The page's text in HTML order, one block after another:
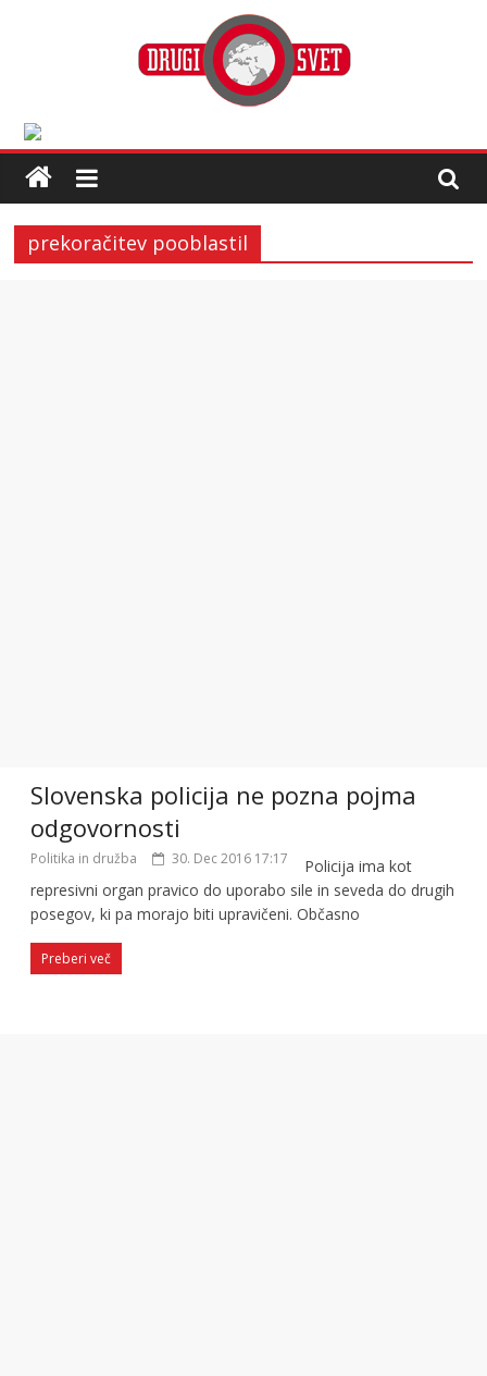
prekoračitev pooblastil
Slovenska policija ne pozna pojma
odgovornosti
Politika in družba 30. Dec 2016 17:17
Policija ima kot
represivni organ pravico do uporabo sile in seveda do drugih
posegov, ki pa morajo biti upravičeni. Občasno
Preberi več